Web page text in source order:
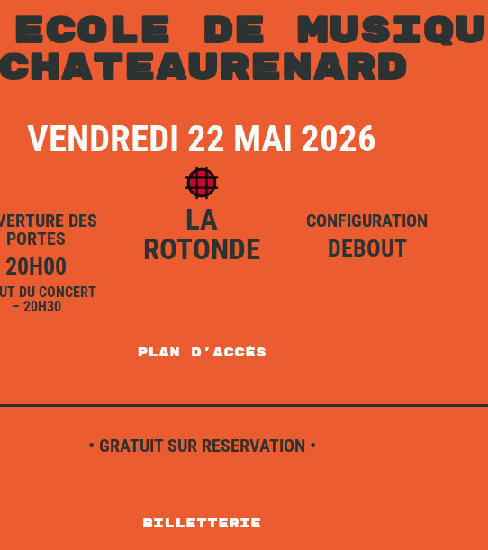
DE
VENDREDI 22 MAI 2026
DES
PORTES
20H00
DU CONCERT
– 20H30
LA
ROTONDE
CONFIGURATION
DEBOUT
plan d'accès
• GRATUIT SUR RESERVATION •
Billetterie